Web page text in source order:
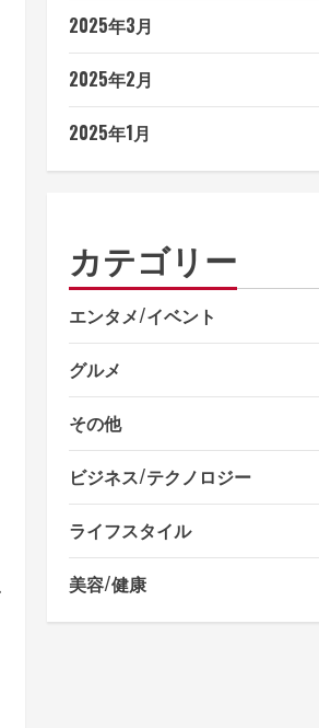
2025年3月
2025年2月
2025年1月
カテゴリー
エンタメ/イベント
グルメ
その他
ビジネス/テクノロジー
ライフスタイル
美容/健康